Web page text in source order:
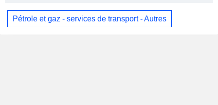
Pétrole et gaz - services de transport - Autres